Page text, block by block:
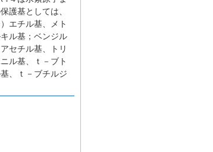
護基としては、
エチル基、メト
ル基；ベンジル
セチル基、トリ
ル基、ｔ－ブト
、ｔ－ブチルジ